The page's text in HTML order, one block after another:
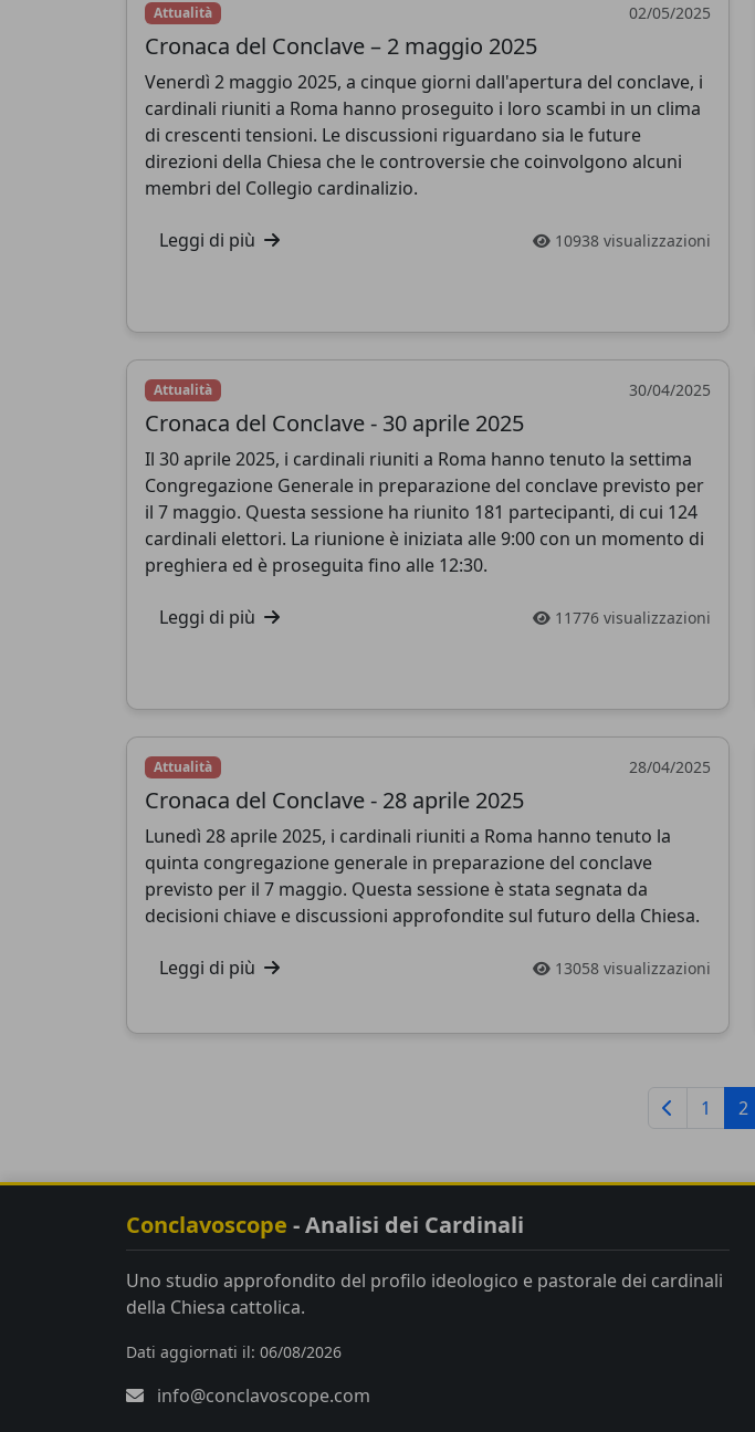
Attualità 02/05/2025
Cronaca del Conclave – 2 maggio 2025
Venerdì 2 maggio 2025, a cinque giorni dall'apertura del conclave, i
cardinali riuniti a Roma hanno proseguito i loro scambi in un clima
di crescenti tensioni. Le discussioni riguardano sia le future
direzioni della Chiesa che le controversie che coinvolgono alcuni
membri del Collegio cardinalizio.
Leggi di più 10938 visualizzazioni
Attualità 30/04/2025
Cronaca del Conclave - 30 aprile 2025
Il 30 aprile 2025, i cardinali riuniti a Roma hanno tenuto la settima
Congregazione Generale in preparazione del conclave previsto per
il 7 maggio. Questa sessione ha riunito 181 partecipanti, di cui 124
cardinali elettori. La riunione è iniziata alle 9:00 con un momento di
preghiera ed è proseguita fino alle 12:30.
Leggi di più 11776 visualizzazioni
Attualità 28/04/2025
Cronaca del Conclave - 28 aprile 2025
Lunedì 28 aprile 2025, i cardinali riuniti a Roma hanno tenuto la
quinta congregazione generale in preparazione del conclave
previsto per il 7 maggio. Questa sessione è stata segnata da
decisioni chiave e discussioni approfondite sul futuro della Chiesa.
Leggi di più 13058 visualizzazioni
1 2
Conclavoscope - Analisi dei Cardinali
Uno studio approfondito del profilo ideologico e pastorale dei cardinali
della Chiesa cattolica.
Dati aggiornati il: 06/08/2026
info@conclavoscope.com
Dona